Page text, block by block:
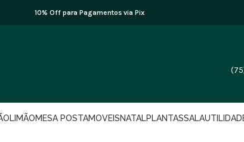
10% Off para Pagamentos via Pix
LIMÃOMESA POSTAMOVEISNATALPLANTASSALA